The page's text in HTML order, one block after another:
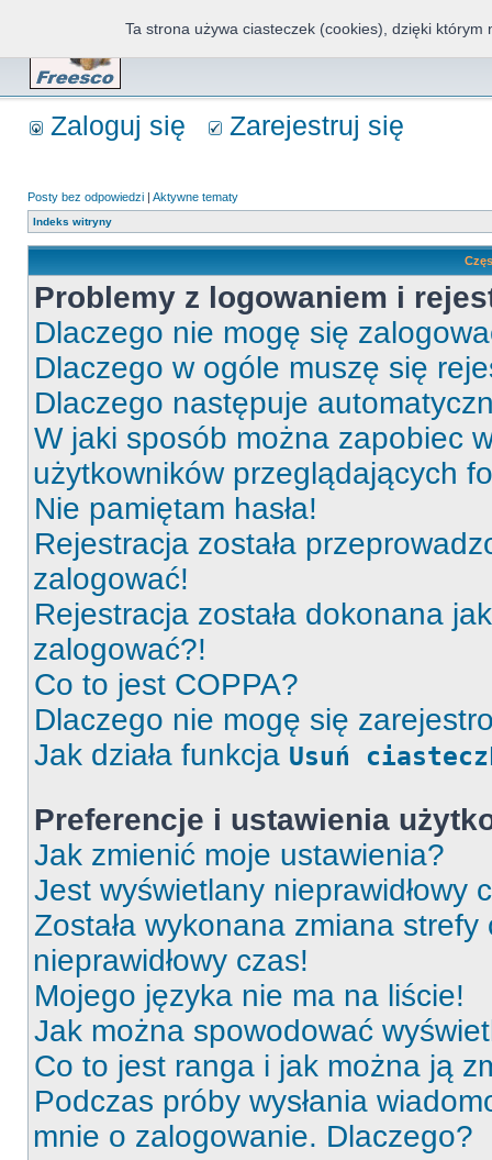
Zaloguj się Zarejestruj się
Posty bez odpowiedzi | Aktywne tematy
Indeks witryny
Problemy z logowaniem i
Dlaczego nie mogę się
Dlaczego w ogóle muszę się
Dlaczego następuje
W jaki sposób można zapobiec
użytkowników przeglądających
Nie pamiętam hasła!
Rejestracja została
zalogować!
Rejestracja została dokonana
zalogować?!
Co to jest COPPA?
Dlaczego nie mogę się
Jak działa funkcja Usuń
Preferencje i ustawienia
Jak zmienić moje ustawienia?
Jest wyświetlany nieprawidłowy
Została wykonana zmiana
nieprawidłowy czas!
Mojego języka nie ma na liście!
Jak można spowodować
Co to jest ranga i jak można ją
Podczas próby wysłania
mnie o zalogowanie. Dlaczego?
Ta strona używa ciasteczek (cookies), dzięki którym